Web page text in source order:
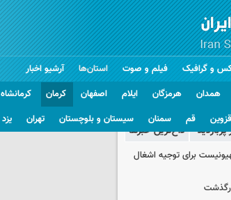
و گرافیک فیلم و صوت
استان‌ها
همدان هرمزگان ایلام اصفهان کرمان کرمانشاه
قزوین قم سمنان سیستان و بلوچستان تهران یزد
آرشیو اخبار
پربازدید داغ‌ترین خبرها
برای توجیه اشغال